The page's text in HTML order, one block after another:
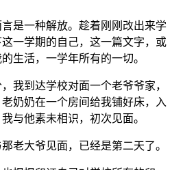
是一种解放。趁着刚刚改出来学
一学期的自己，这一篇文字，或
生活，一学年所有的一切。
我到达学校对面一个老爷爷家，
奶奶在一个房间给我铺好床，入
与他素未相识，初次见面。
老大爷见面，已经是第二天了。